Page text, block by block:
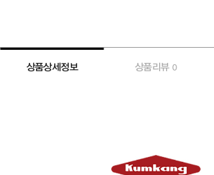
상품상세정보 상품리뷰 0